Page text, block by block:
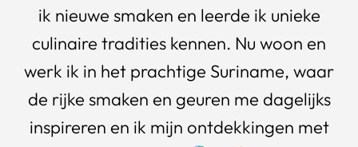
ik nieuwe smaken en leerde ik unieke
culinaire tradities kennen. Nu woon en
werk ik in het prachtige Suriname, waar
de rijke smaken en geuren me dagelijks
inspireren en ik mijn ontdekkingen met